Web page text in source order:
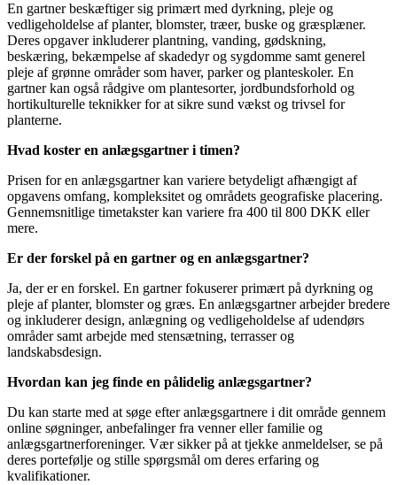
En gartner beskæftiger sig primært med dyrkning, pleje og
vedligeholdelse af planter, blomster, træer, buske og græsplæner.
Deres opgaver inkluderer plantning, vanding, gødskning,
beskæring, bekæmpelse af skadedyr og sygdomme samt generel
pleje af grønne områder som haver, parker og planteskoler. En
gartner kan også rådgive om plantesorter, jordbundsforhold og
hortikulturelle teknikker for at sikre sund vækst og trivsel for
planterne.
Hvad koster en anlægsgartner i timen?
Prisen for en anlægsgartner kan variere betydeligt afhængigt af
opgavens omfang, kompleksitet og områdets geografiske placering.
Gennemsnitlige timetakster kan variere fra 400 til 800 DKK eller
mere.
Er der forskel på en gartner og en anlægsgartner?
Ja, der er en forskel. En gartner fokuserer primært på dyrkning og
pleje af planter, blomster og græs. En anlægsgartner arbejder bredere
og inkluderer design, anlægning og vedligeholdelse af udendørs
områder samt arbejde med stensætning, terrasser og
landskabsdesign.
Hvordan kan jeg finde en pålidelig anlægsgartner?
Du kan starte med at søge efter anlægsgartnere i dit område gennem
online søgninger, anbefalinger fra venner eller familie og
anlægsgartnerforeninger. Vær sikker på at tjekke anmeldelser, se på
deres portefølje og stille spørgsmål om deres erfaring og
kvalifikationer.